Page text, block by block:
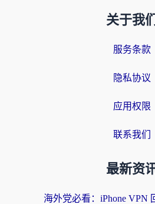
关于我们
服务条款
隐私协议
应用权限
联系我们
最新资